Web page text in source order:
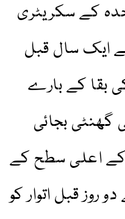
کے سکریٹری
ایک سال قبل
بقا کے بارے
بجائی
کے اعلی سطح کے
روز قبل اتوار کو